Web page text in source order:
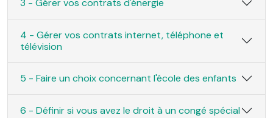
3 - Gérer vos contrats d'énergie
4 - Gérer vos contrats internet, téléphone et
télévision
5 - Faire un choix concernant l'école des enfants
6 - Définir si vous avez le droit à un congé spécial